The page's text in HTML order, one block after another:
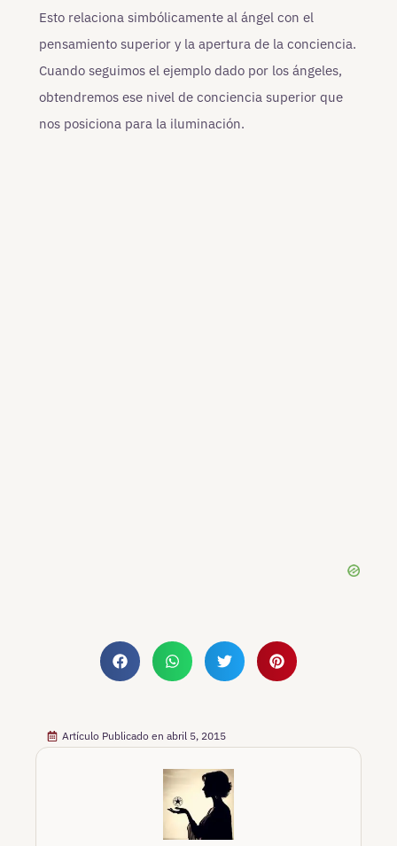
Esto relaciona simbólicamente al ángel con el
pensamiento superior y la apertura de la conciencia.
Cuando seguimos el ejemplo dado por los ángeles,
obtendremos ese nivel de conciencia superior que
nos posiciona para la iluminación.
Artículo Publicado en abril 5, 2015